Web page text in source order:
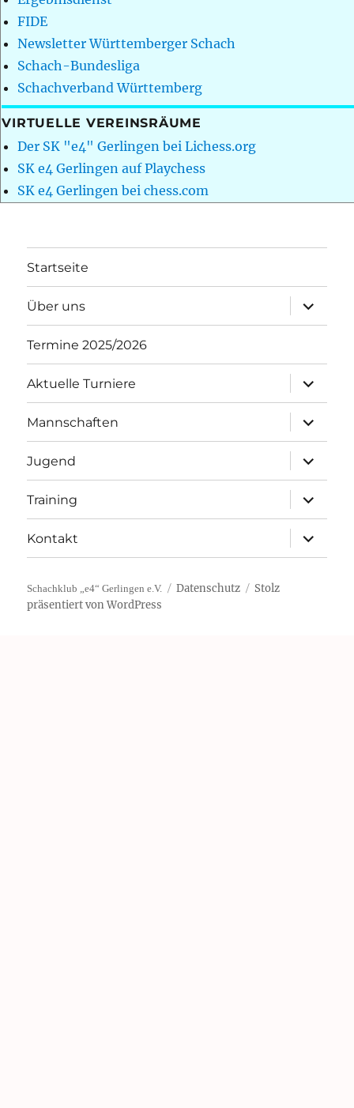
FIDE
Newsletter Württemberger Schach
Schach-Bundesliga
Schachverband Württemberg
VIRTUELLE VEREINSRÄUME
Der SK "e4" Gerlingen bei Lichess.org
SK e4 Gerlingen auf Playchess
SK e4 Gerlingen bei chess.com
Startseite
Über uns
öffnen
Termine 2025/2026
Aktuelle Turniere
öffnen
Mannschaften
öffnen
Jugend
öffnen
Training
öffnen
Kontakt
öffnen
Schachklub „e4“ Gerlingen e.V. Datenschutz
Stolz
präsentiert von WordPress